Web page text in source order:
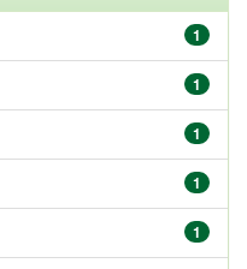
1
1
1
1
1